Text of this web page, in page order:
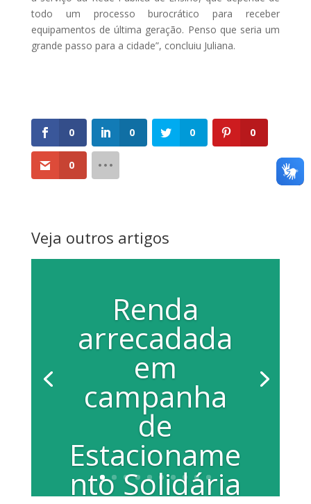
todo um processo burocrático para receber
equipamentos de última geração. Penso que seria um
grande passo para a cidade”, concluiu Juliana.
0 0 0 0
0
Veja outros artigos
Renda
arrecadada
em
campanha
de
Estacioname
nto Solidária